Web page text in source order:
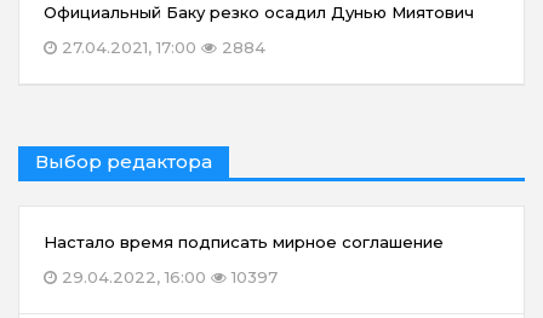
Официальный Баку резко осадил Дунью Миятович
27.04.2021, 17:00
2884
Выбор редактора
Настало время подписать мирное соглашение
29.04.2022, 16:00
10397